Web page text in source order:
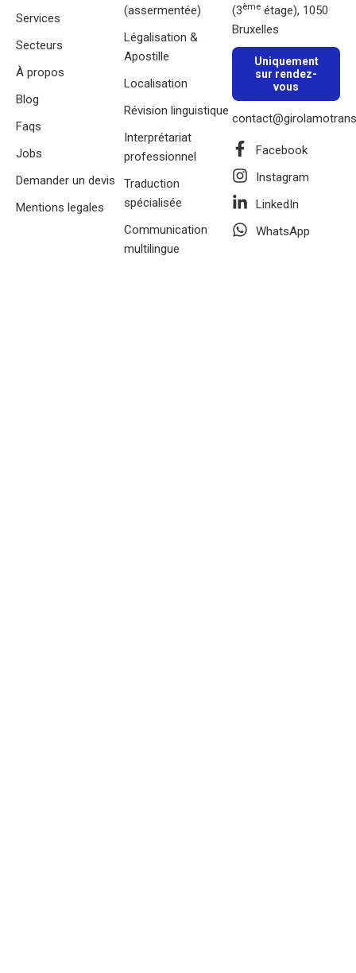
Services
Secteurs
À propos
Blog
Faqs
Jobs
Demander un devis
Mentions legales
(assermentée)
Légalisation &
Apostille
Localisation
Révision linguistique
Interprétariat
professionnel
Traduction
spécialisée
Communication
multilingue
(3ème étage), 1050
Bruxelles
Uniquement
sur rendez-
vous
Facebook
Instagram
LinkedIn
WhatsApp